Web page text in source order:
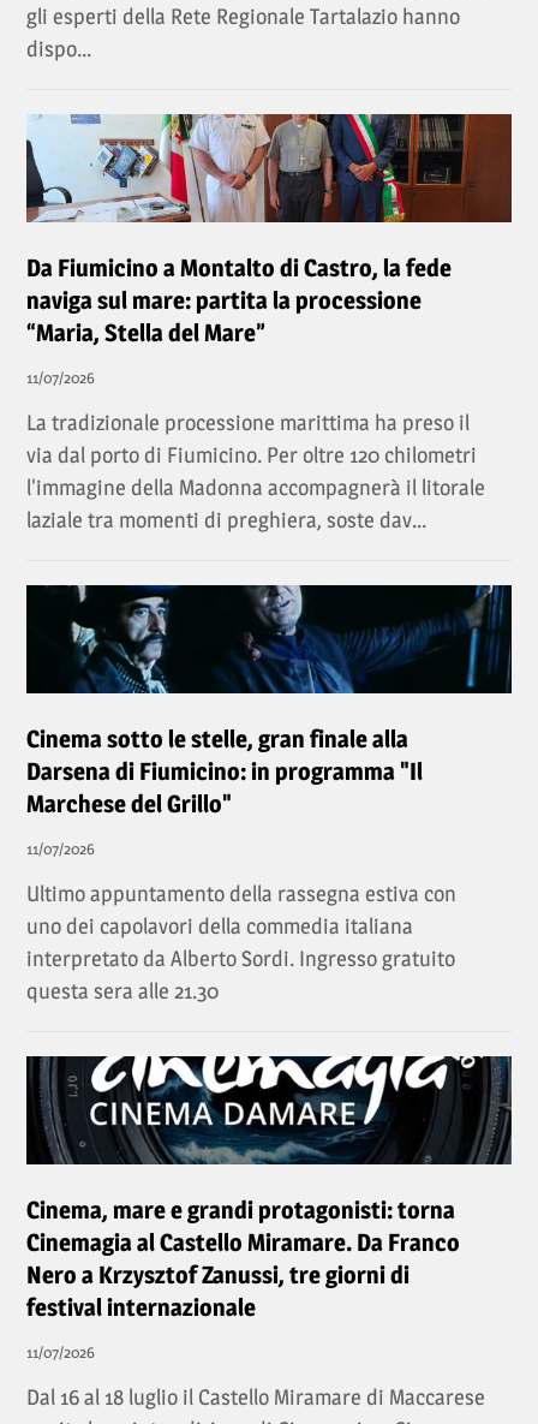
gli esperti della Rete Regionale Tartalazio hanno
dispo...
Da Fiumicino a Montalto di Castro, la fede
naviga sul mare: partita la processione
“Maria, Stella del Mare”
11/07/2026
La tradizionale processione marittima ha preso il
via dal porto di Fiumicino. Per oltre 120 chilometri
l'immagine della Madonna accompagnerà il litorale
laziale tra momenti di preghiera, soste dav...
Cinema sotto le stelle, gran finale alla
Darsena di Fiumicino: in programma "Il
Marchese del Grillo"
11/07/2026
Ultimo appuntamento della rassegna estiva con
uno dei capolavori della commedia italiana
interpretato da Alberto Sordi. Ingresso gratuito
questa sera alle 21.30
Cinema, mare e grandi protagonisti: torna
Cinemagia al Castello Miramare. Da Franco
Nero a Krzysztof Zanussi, tre giorni di
festival internazionale
11/07/2026
Dal 16 al 18 luglio il Castello Miramare di Maccarese